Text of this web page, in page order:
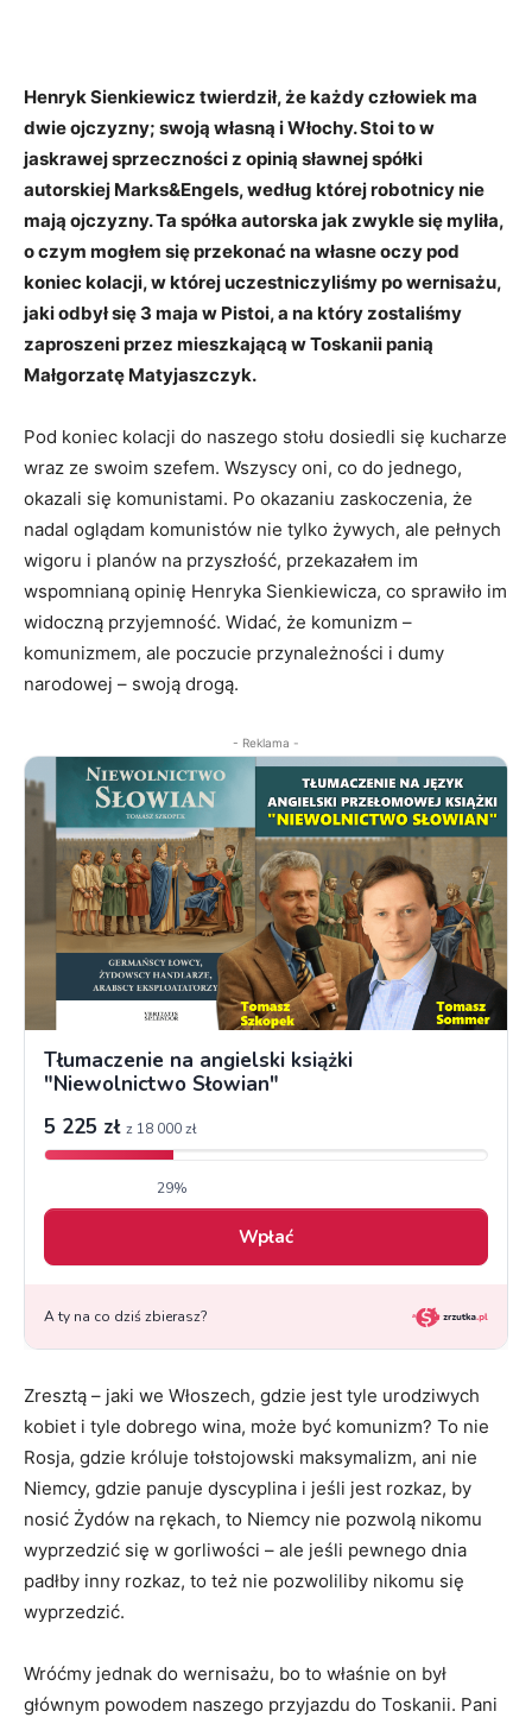
Henryk Sienkiewicz twierdził, że każdy człowiek ma
dwie ojczyzny; swoją własną i Włochy. Stoi to w
jaskrawej sprzeczności z opinią sławnej spółki
autorskiej Marks&Engels, według której robotnicy nie
mają ojczyzny. Ta spółka autorska jak zwykle się myliła,
o czym mogłem się przekonać na własne oczy pod
koniec kolacji, w której uczestniczyliśmy po wernisażu,
jaki odbył się 3 maja w Pistoi, a na który zostaliśmy
zaproszeni przez mieszkającą w Toskanii panią
Małgorzatę Matyjaszczyk.
Pod koniec kolacji do naszego stołu dosiedli się kucharze
wraz ze swoim szefem. Wszyscy oni, co do jednego,
okazali się komunistami. Po okazaniu zaskoczenia, że
nadal oglądam komunistów nie tylko żywych, ale pełnych
wigoru i planów na przyszłość, przekazałem im
wspomnianą opinię Henryka Sienkiewicza, co sprawiło im
widoczną przyjemność. Widać, że komunizm –
komunizmem, ale poczucie przynależności i dumy
narodowej – swoją drogą.
- Reklama -
Zresztą – jaki we Włoszech, gdzie jest tyle urodziwych
kobiet i tyle dobrego wina, może być komunizm? To nie
Rosja, gdzie króluje tołstojowski maksymalizm, ani nie
Niemcy, gdzie panuje dyscyplina i jeśli jest rozkaz, by
nosić Żydów na rękach, to Niemcy nie pozwolą nikomu
wyprzedzić się w gorliwości – ale jeśli pewnego dnia
padłby inny rozkaz, to też nie pozwoliliby nikomu się
wyprzedzić.
Wróćmy jednak do wernisażu, bo to właśnie on był
głównym powodem naszego przyjazdu do Toskanii. Pani